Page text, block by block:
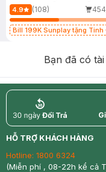
4.9 (108)
Bill 199K Sunplay tặng Tinh
Bạn đã có
return
HỖ TRỢ KHÁCH HÀNG
Hotline: 1800 6324
(Miễn phí , 08-22h kể cả